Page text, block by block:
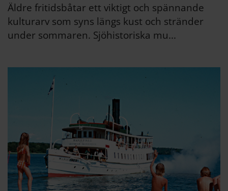
Äldre fritidsbåtar ett viktigt och spännande
kulturarv som syns längs kust och stränder
under sommaren. Sjöhistoriska mu...